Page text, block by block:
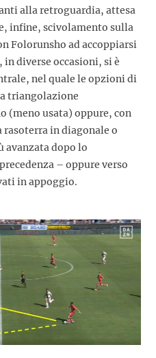
alla retroguardia, attesa
infine, scivolamento sulla
Folorunsho ad accoppiarsi
diverse occasioni, si è
nel quale le opzioni di
triangolazione
(meno usata) oppure, con
in diagonale o
avanzata dopo lo
– oppure verso
in appoggio.